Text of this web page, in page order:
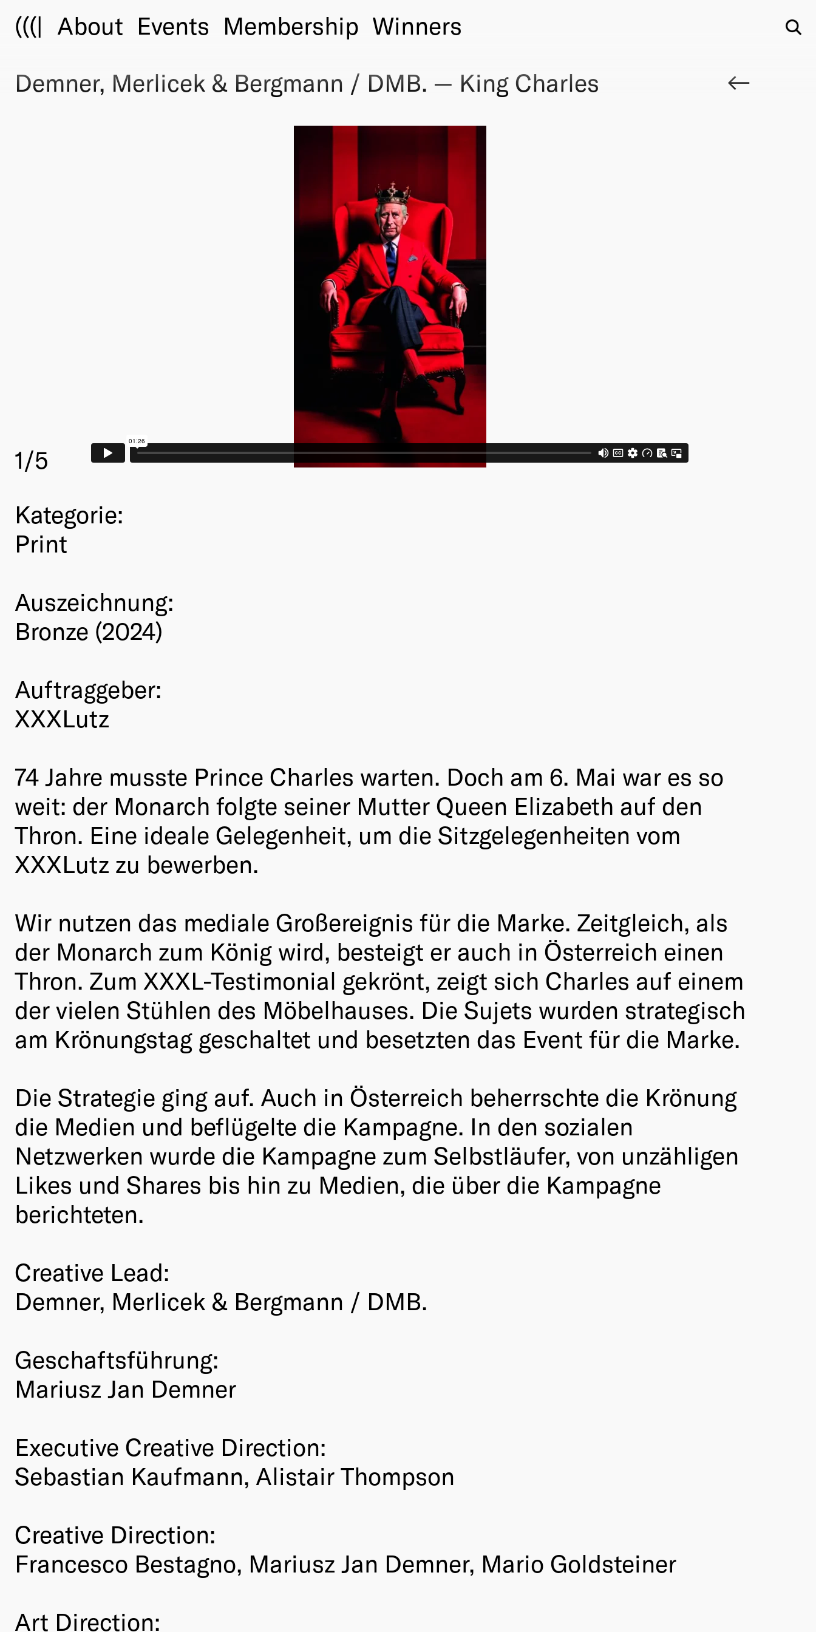
(((| About Events Membership Winners
Demner, Merlicek & Bergmann / DMB. — King Charles
1/5
Kategorie:
Print
Auszeichnung:
Bronze (2024)
Auftraggeber:
XXXLutz
74 Jahre musste Prince Charles warten. Doch am 6. Mai war es so
weit: der Monarch folgte seiner Mutter Queen Elizabeth auf den
Thron. Eine ideale Gelegenheit, um die Sitzgelegenheiten vom
XXXLutz zu bewerben.
Wir nutzen das mediale Großereignis für die Marke. Zeitgleich, als
der Monarch zum König wird, besteigt er auch in Österreich einen
Thron. Zum XXXL-Testimonial gekrönt, zeigt sich Charles auf einem
der vielen Stühlen des Möbelhauses. Die Sujets wurden strategisch
am Krönungstag geschaltet und besetzten das Event für die Marke.
Die Strategie ging auf. Auch in Österreich beherrschte die Krönung
die Medien und beflügelte die Kampagne. In den sozialen
Netzwerken wurde die Kampagne zum Selbstläufer, von unzähligen
Likes und Shares bis hin zu Medien, die über die Kampagne
berichteten.
Creative Lead:
Demner, Merlicek & Bergmann / DMB.
Geschaftsführung:
Mariusz Jan Demner
Executive Creative Direction:
Sebastian Kaufmann, Alistair Thompson
Creative Direction:
Francesco Bestagno, Mariusz Jan Demner, Mario Goldsteiner
Art Direction: